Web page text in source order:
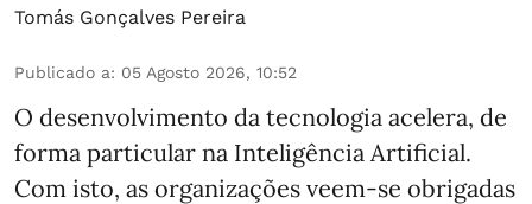
Tomás Gonçalves Pereira
Publicado a: 05 Agosto 2026, 10:52
O desenvolvimento da tecnologia acelera, de
forma particular na Inteligência Artificial.
Com isto, as organizações veem-se obrigadas